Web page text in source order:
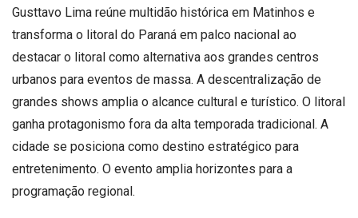
Gusttavo Lima reúne multidão histórica em Matinhos e
transforma o litoral do Paraná em palco nacional ao
destacar o litoral como alternativa aos grandes centros
urbanos para eventos de massa. A descentralização de
grandes shows amplia o alcance cultural e turístico. O litoral
ganha protagonismo fora da alta temporada tradicional. A
cidade se posiciona como destino estratégico para
entretenimento. O evento amplia horizontes para a
programação regional.